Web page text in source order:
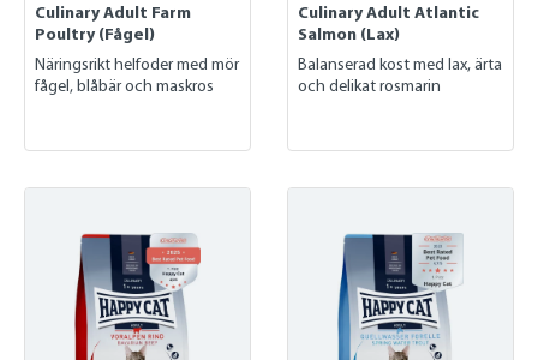
Culinary Adult Farm
Poultry (Fågel)
Näringsrikt helfoder med mör
fågel, blåbär och maskros
Culinary Adult Atlantic
Salmon (Lax)
Balanserad kost med lax, ärta
och delikat rosmarin